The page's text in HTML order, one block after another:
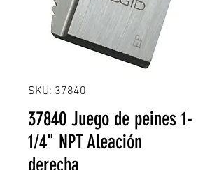
SKU: 37840
37840 Juego de peines 1-
1/4" NPT Aleación
derecha